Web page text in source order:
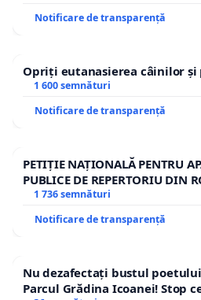
Notificare de transparență
Opriți eutanasierea câinilor și
1 600 semnături
Notificare de transparență
PETIȚIE NAȚIONALĂ PENTRU
PUBLICE DE REPERTORIU DIN
1 736 semnături
Notificare de transparență
Nu dezafectați bustul
Parcul Grădina Icoanei! Stop